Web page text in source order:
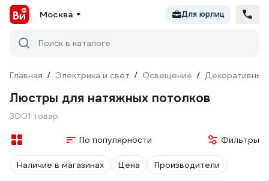
Москва Для юрлиц
Поиск в каталоге
Главная / Электрика и свет / Освещение / Декоративный
Люстры для натяжных потолков
3001 товар
По популярности Фильтры
Наличие в магазинах Цена Производители